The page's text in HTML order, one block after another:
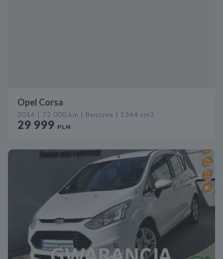
Opel Corsa
2016 | 72 000 km | Benzyna | 1364 cm3
29 999 PLN